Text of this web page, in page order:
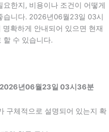
한지, 비용이나 조건이 어떻게
습니다. 2026년06월23일 03시
확하게 안내되어 있으면 현재
할 수 있습니다.
2026년06월23일 03시36분
구체적으로 설명되어 있는지 확